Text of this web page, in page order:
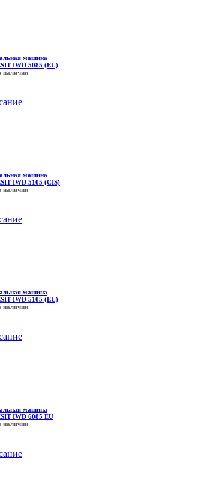
машина
IWD 5085 (EU)
наличии
машина
IWD 5105 (CIS)
наличии
машина
IWD 5105 (EU)
наличии
машина
IWD 6085 EU
наличии